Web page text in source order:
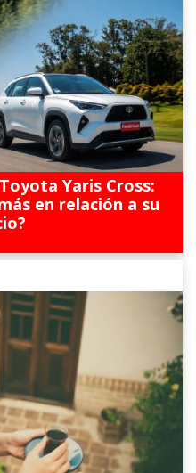
Yaris Cross:
en relación a su